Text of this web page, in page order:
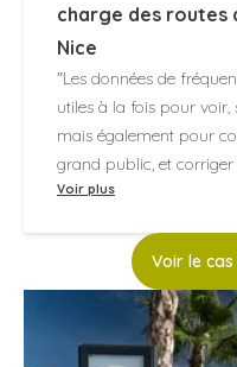
Etanchéité
Matériau
Couleur
Contactez-nous
détaillée de
charge des routes
Nice
"Les données de
utiles à la fois pour voir,
mais également pour
grand public, et corriger
Voir plus
Voir le